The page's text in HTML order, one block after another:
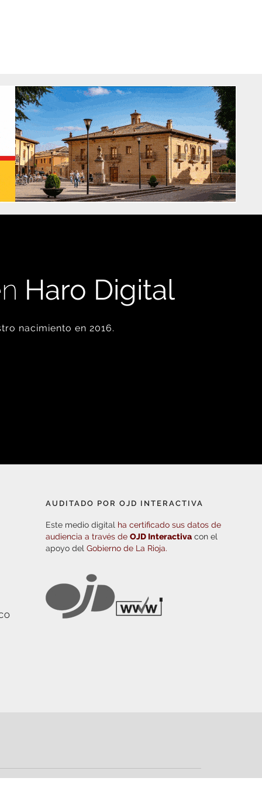
Haro Digital
nacimiento en 2016.
AUDITADO POR OJD INTERACTIVA
Este medio digital ha certificado sus datos de
audiencia a través deOJD Interactiva con el
apoyo delGobierno de La Rioja.